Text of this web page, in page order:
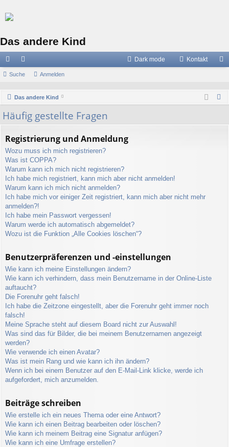
Das andere Kind
ch
llz
ug
riff
or
Dark mode Kontakt
el
Suche Anmelden
Das andere Kind
Häufig gestellte Fragen
Registrierung und Anmeldung
Wozu muss ich mich registrieren?
Was ist COPPA?
Warum kann ich mich nicht registrieren?
Ich habe mich registriert, kann mich aber nicht anmelden!
Warum kann ich mich nicht anmelden?
Ich habe mich vor einiger Zeit registriert, kann mich aber nicht mehr
anmelden?!
Ich habe mein Passwort vergessen!
Warum werde ich automatisch abgemeldet?
Wozu ist die Funktion „Alle Cookies löschen“?
Benutzerpräferenzen und -einstellungen
Wie kann ich meine Einstellungen ändern?
Wie kann ich verhindern, dass mein Benutzername in der Online-Liste
auftaucht?
Die Forenuhr geht falsch!
Ich habe die Zeitzone eingestellt, aber die Forenuhr geht immer noch
falsch!
Meine Sprache steht auf diesem Board nicht zur Auswahl!
Was sind das für Bilder, die bei meinem Benutzernamen angezeigt
werden?
Wie verwende ich einen Avatar?
Was ist mein Rang und wie kann ich ihn ändern?
Wenn ich bei einem Benutzer auf den E-Mail-Link klicke, werde ich
aufgefordert, mich anzumelden.
Beiträge schreiben
Wie erstelle ich ein neues Thema oder eine Antwort?
Wie kann ich einen Beitrag bearbeiten oder löschen?
Wie kann ich meinem Beitrag eine Signatur anfügen?
Wie kann ich eine Umfrage erstellen?